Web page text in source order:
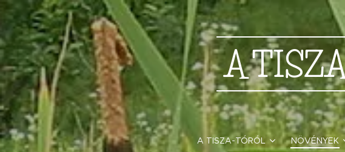
A
A TISZA-TÓRÓL NÖVÉNYEK